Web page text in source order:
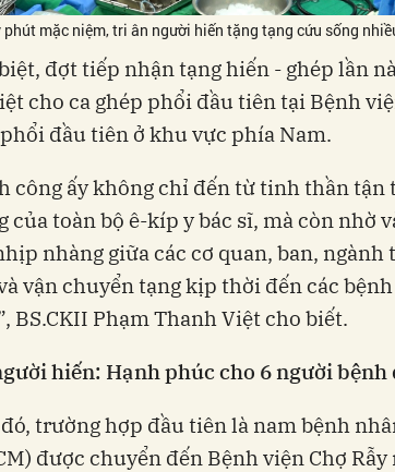
phút mặc niệm, tri ân người hiến tặng tạng cứu sống
đợt tiếp nhận tạng hiến - ghép lần
cho ca ghép phổi đầu tiên tại Bệnh
đầu tiên ở khu vực phía Nam.
công ấy không chỉ đến từ tinh thần tận
của toàn bộ ê-kíp y bác sĩ, mà còn nhờ
nhàng giữa các cơ quan, ban, ngành
vận chuyển tạng kịp thời đến các
BS.CKII Phạm Thanh Việt cho biết.
hiến: Hạnh phúc cho 6 người bệnh
trường hợp đầu tiên là nam bệnh
được chuyển đến Bệnh viện Chợ